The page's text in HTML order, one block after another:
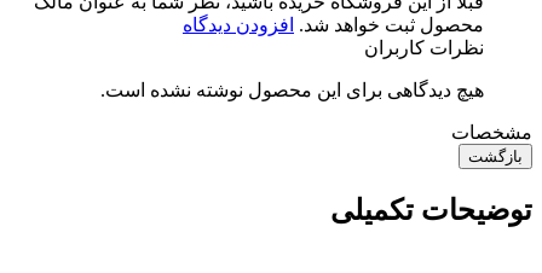
محصول ثبت خواهد شد. افزودن دیدگاه
نظرات کاربران
هیچ دیدگاهی برای این محصول نوشته نشده است.
مشخصات
بازگشت
توضیحات تکمیلی